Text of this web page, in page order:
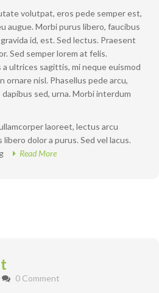
volutpat, eros pede semper est,
augue. Morbi purus libero, faucibus
id, est. Sed lectus. Praesent
Sed semper lorem at felis.
ultrices sagittis, mi neque euismod
ornare nisl. Phasellus pede arcu,
sed, urna. Morbi interdum
laoreet, lectus arcu
dolor a purus. Sed vel lacus.
Read More
0 Comment